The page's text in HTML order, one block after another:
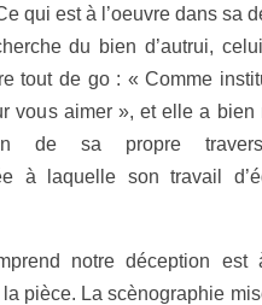
qui est à l’oeuvre dans sa
du bien d’autrui,
tout de go : « Comme
vous aimer », et elle a bien
de sa propre
à laquelle son travail
notre déception est
pièce. La scènographie